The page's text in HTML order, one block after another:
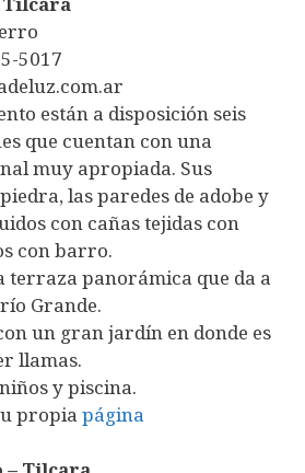
5017
están a disposición seis
que cuentan con una
muy apropiada. Sus
las paredes de adobe y
con cañas tejidas con
con barro.
terraza panorámica que da a
Grande.
un gran jardín en donde es
llamas.
y piscina.
propia página